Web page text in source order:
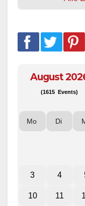
August
(1615 Events)
Mo Di
3 4
10 11